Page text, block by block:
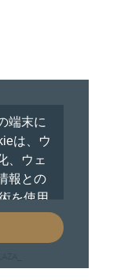
端末に
は、ウ
、ウェ
報との
を使用
に対し
使用